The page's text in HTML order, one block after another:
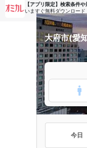
【アプリ限定】 検索条件や
いますぐ無料ダウンロード
大府市(愛
今日